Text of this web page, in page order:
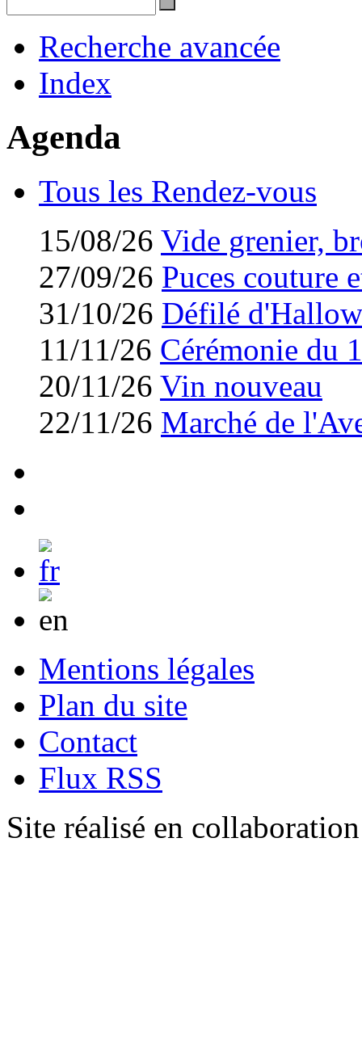
Recherche avancée
Index
Agenda
Tous les Rendez-vous
15/08/26 Vide grenier,
27/09/26 Puces couture
31/10/26 Défilé
11/11/26 Cérémonie du
20/11/26 Vin nouveau
22/11/26 Marché de
Mentions légales
Plan du site
Contact
Flux RSS
Site réalisé en